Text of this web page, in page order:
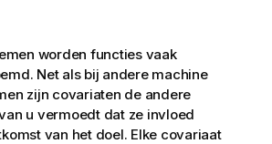
worden functiesvaak
Net als bij andere machine
zijn covariaten de andere
u vermoedt dat ze invloed
van het doel. Elke covariaat